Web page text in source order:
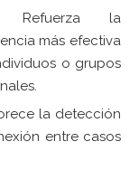
Refuerza la
más efectiva
o grupos
la detección
entre casos